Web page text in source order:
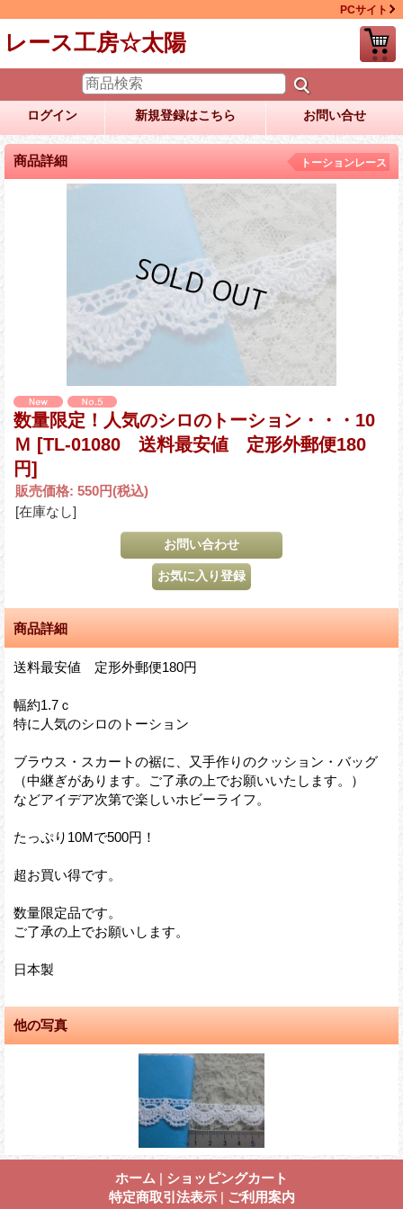
PCサイト
レース工房☆太陽
ログイン 新規登録はこちら お問い合せ
商品詳細 トーションレース
数量限定！人気のシロのトーション・・・10
Ｍ [TL-01080 送料最安値 定形外郵便180
円]
販売価格: 550円(税込)
[在庫なし]
商品詳細
送料最安値 定形外郵便180円
幅約1.7ｃ
特に人気のシロのトーション
ブラウス・スカートの裾に、又手作りのクッション・バッグ
（中継ぎがあります。ご了承の上でお願いいたします。）
などアイデア次第で楽しいホビーライフ。
たっぷり10Mで500円！
超お買い得です。
数量限定品です。
ご了承の上でお願いします。
日本製
他の写真
ホーム | ショッピングカート
特定商取引法表示 | ご利用案内